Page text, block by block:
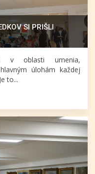
SI PRIŠLI
v oblasti umenia,
úlohám každej
to...